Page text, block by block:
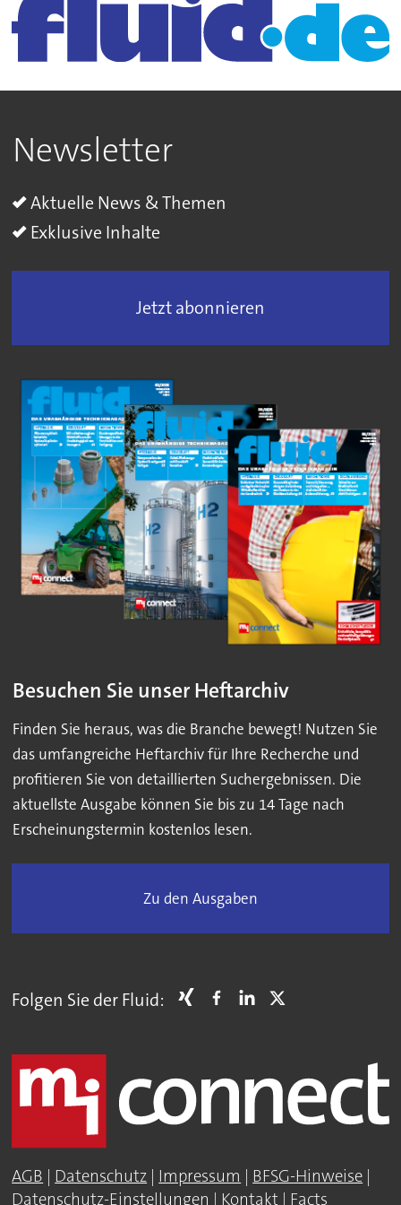
Newsletter
Aktuelle News & Themen
Exklusive Inhalte
Jetzt abonnieren
Besuchen Sie unser Heftarchiv
Finden Sie heraus, was die Branche bewegt! Nutzen Sie
das umfangreiche Heftarchiv für Ihre Recherche und
profitieren Sie von detaillierten Suchergebnissen. Die
aktuellste Ausgabe können Sie bis zu 14 Tage nach
Erscheinungstermin kostenlos lesen.
Zu den Ausgaben
Folgen Sie der Fluid:
AGB | Datenschutz | Impressum | BFSG-Hinweise |
Datenschutz-Einstellungen | Kontakt | Facts